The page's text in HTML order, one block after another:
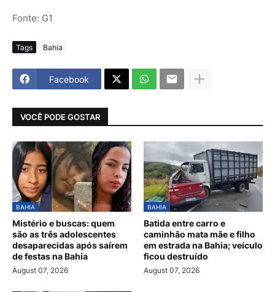
Fonte: G1
Tags Bahia
Facebook
VOCÊ PODE GOSTAR
BAHIA
Mistério e buscas: quem
são as três adolescentes
desaparecidas após saírem
de festas na Bahia
August 07, 2026
BAHIA
Batida entre carro e
caminhão mata mãe e filho
em estrada na Bahia; veículo
ficou destruído
August 07, 2026